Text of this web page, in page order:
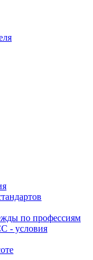
по профессиям
- условия